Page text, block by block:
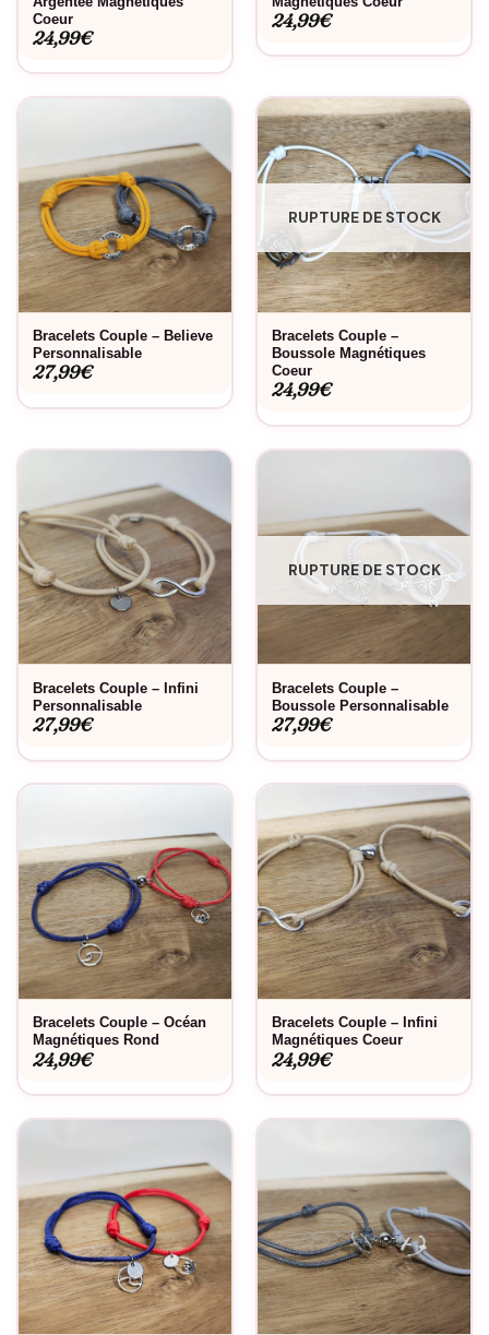
Coeur
24,99€
24,99€
Bracelets Couple – Believe
Personnalisable
27,99€
RUPTURE DE STOCK
Bracelets Couple –
Boussole Magnétiques
Coeur
24,99€
Bracelets Couple – Infini
Personnalisable
27,99€
RUPTURE DE STOCK
Bracelets Couple –
Boussole Personnalisable
27,99€
Bracelets Couple – Océan
Magnétiques Rond
24,99€
Bracelets Couple – Infini
Magnétiques Coeur
24,99€